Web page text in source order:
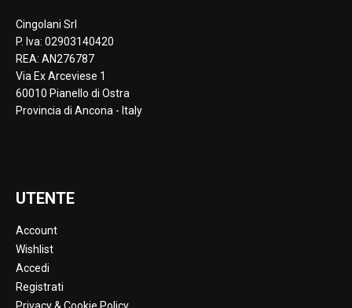
Cingolani Srl
P. Iva: 02903140420
REA: AN276787
Via Ex Arceviese 1
60010 Pianello di Ostra
Provincia di Ancona - Italy
UTENTE
Account
Wishlist
Accedi
Registrati
Privacy & Cookie Policy